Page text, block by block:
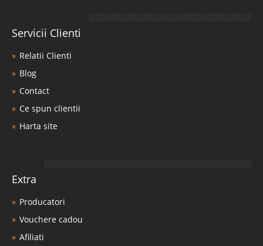
Servicii Clienti
Relatii Clienti
Blog
Contact
Ce spun clientii
Harta site
Extra
Producatori
Vouchere cadou
Afiliati